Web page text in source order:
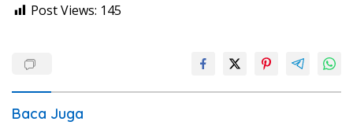
Post Views: 145
Baca Juga